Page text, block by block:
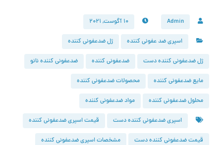
Admin ۱۰ آگوست, ۲۰۲۱
اسپری ضد عفونی کننده ژل ضدعفونی کننده
ژل ضدعفونی کننده دست ضدعفونی کننده ضدعفونی کننده نانو
مایع ضدعفونی کننده محصولات ضدعفونی کننده
محلول ضدعفونی کننده مواد ضدعفونی کننده
اسپری ضدعفونی کننده دست قیمت اسپری ضدعفونی کننده
قیمت ضدعفونی کننده دست مشخصات اسپری ضدعفونی کننده